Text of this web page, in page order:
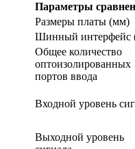
Параметры
Размеры платы (мм)
Шинный интерфейс
Общее количество
оптоизолированных
портов ввода
Входной уровень
Выходной уровень